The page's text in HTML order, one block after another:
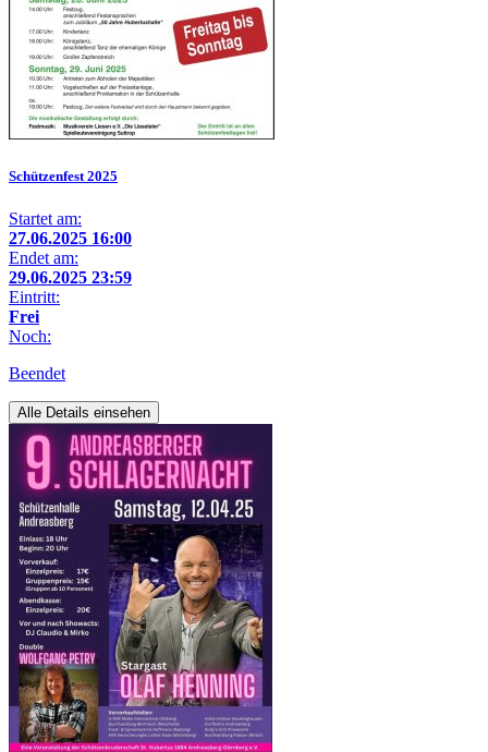
Schützenfest 2025
Startet am:
27.06.2025 16:00
Endet am:
29.06.2025 23:59
Eintritt:
Frei
Noch:
Beendet
Alle Details einsehen